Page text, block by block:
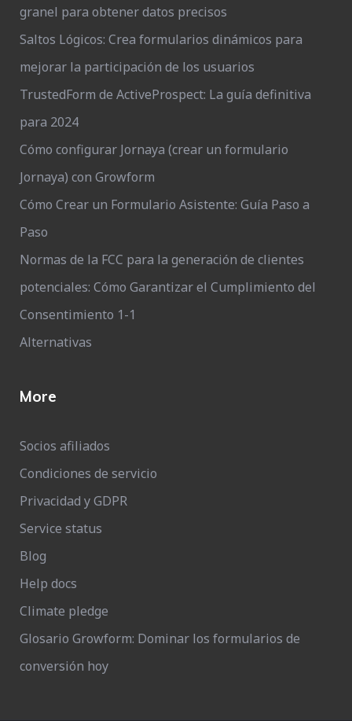
granel para obtener datos precisos
Saltos Lógicos: Crea formularios dinámicos para
mejorar la participación de los usuarios
TrustedForm de ActiveProspect: La guía definitiva
para 2024
Cómo configurar Jornaya (crear un formulario
Jornaya) con Growform
Cómo Crear un Formulario Asistente: Guía Paso a
Paso
Normas de la FCC para la generación de clientes
potenciales: Cómo Garantizar el Cumplimiento del
Consentimiento 1-1
Alternativas
More
Socios afiliados
Condiciones de servicio
Privacidad y GDPR
Service status
Blog
Help docs
Climate pledge
Glosario Growform: Dominar los formularios de
conversión hoy